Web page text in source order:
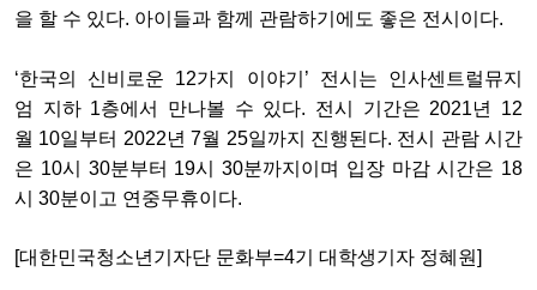
을 할 수 있다. 아이들과 함께 관람하기에도 좋은 전시이다.
‘한국의 신비로운 12가지 이야기 ’ 전시는
인사센트럴뮤지
엄
지하 1층에서 만나볼 수 있다. 전시 기간은 2021년
12
월 10일부터 2022년 7월 25일까지 진행된다. 전시 관람 시간
은 10시 30분부터 19시 30분까지이며 입장 마감 시간은 18
시 30분이고 연중무휴이다.
[대한민국청소년기자단 문화부=4기 대학생기자 정혜원]